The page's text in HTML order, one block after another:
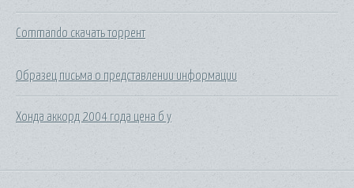
Commando скачать торрент
Образец письма о представлении информации
Хонда аккорд 2004 года цена б у